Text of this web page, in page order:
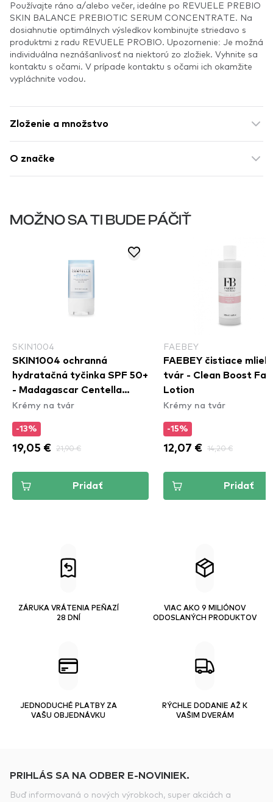
Používajte ráno a/alebo večer, ideálne po REVUELE PREBIO
SKIN BALANCE PREBIOTIC SERUM CONCENTRATE. Na
dosiahnutie optimálnych výsledkov kombinujte striedavo s
produktmi z radu REVUELE PROBIO. Upozornenie: Je možná
individuálna neznášanlivosť na niektorú zo zložiek. Vyhnite sa
kontaktu s očami. V prípade kontaktu s očami ich okamžite
vypláchnite vodou.
Zloženie a množstvo
O značke
MOŽNO SA TI BUDE PÁČIŤ
SKIN1004
SKIN1004 ochranná
hydratačná tyčinka SPF 50+
- Madagascar Centella
Hyalu-Cica Silky- Fit Sun
Krémy na tvár
-13%
19,05 € 21,90 €
Pridať
FAEBEY
FAEBEY čistiace
tvár - Clean Boost
Lotion
Krémy na tvár
-15%
12,07 € 14,20 €
Pridať
ZÁRUKA VRÁTENIA PEŇAZÍ
28 DNÍ
VIAC AKO 9 MILIÓNOV
ODOSLANÝCH PRODUKTOV
JEDNODUCHÉ PLATBY ZA
VAŠU OBJEDNÁVKU
RÝCHLE DODANIE AŽ K
VAŠIM DVERÁM
PRIHLÁS SA NA ODBER E-NOVINIEK.
Buď informovaná o nových výrobkoch, super akciách a